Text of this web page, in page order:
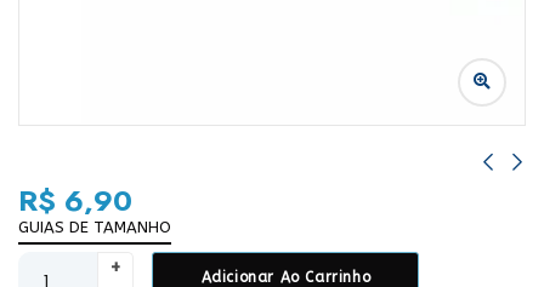
R$ 6,90
GUIAS DE TAMANHO
Adicionar Ao Carrinho